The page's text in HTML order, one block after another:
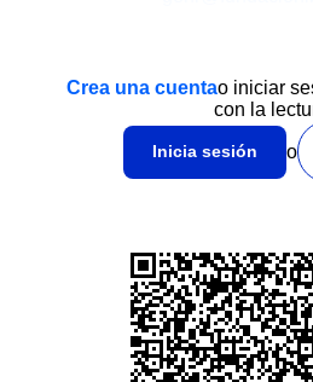
Crea una cuentao iniciar
con la
Inicia sesión o